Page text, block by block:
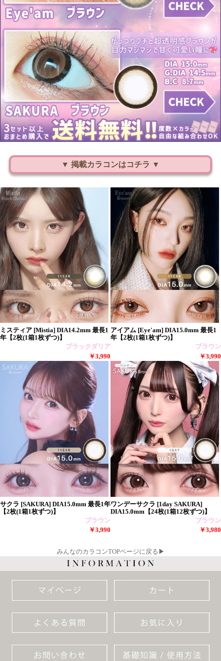
▼ 掲載カラコンはコチラ ▼
ミスティア [Mistia] DIA14.2mm 最長1
年【2枚(1箱1枚ずつ)】
ブラックダリア
￥3,990
アイアム [Eye'am] DIA15.0mm 最長1
年【2枚(1箱1枚ずつ)】
ブラウン
￥3,990
サクラ [SAKURA] DIA15.0mm 最長1年
【2枚(1箱1枚ずつ)】
ブラウン
￥3,990
ワンデーサクラ [1day SAKURA]
DIA15.0mm【24枚(1箱12枚ずつ)】
ブラウン
￥3,980
みんなのカラコンTOPページに戻る▶